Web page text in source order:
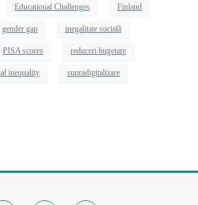
Educational Challenges Finland
gender gap inegalitate socială
PISA scores reduceri bugetare
inequality supradigitalizare